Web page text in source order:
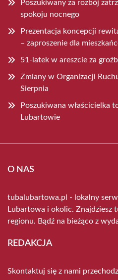
Poszukiwany za rozbój
spokoju nocnego
Prezentacja koncepcji
– zaproszenie dla
51-latek w areszcie za
Zmiany w Organizacji
Sierpnia
Poszukiwana właścicielka
Lubartowie
O NAS
tubalubartowa.pl - lokalny
Lubartowa i okolic. Znajdziesz
regionu. Bądź na bieżąco z
REDAKCJA
Skontaktuj się z nami